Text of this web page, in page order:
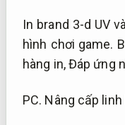
In brand 3-d UV
hình chơi game.
hàng in,Đáp ứng
PC. Nâng cấp linh